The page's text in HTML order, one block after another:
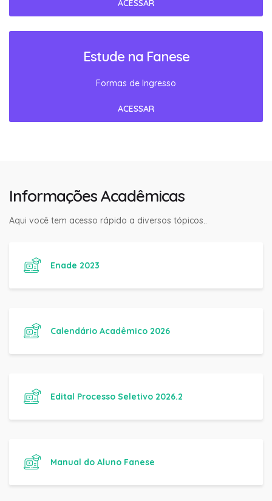
ACESSAR
Estude na Fanese
Formas de Ingresso
ACESSAR
Informações Acadêmicas
Aqui você tem acesso rápido a diversos tópicos..
Enade 2023
Calendário Acadêmico 2026
Edital Processo Seletivo 2026.2
Manual do Aluno Fanese